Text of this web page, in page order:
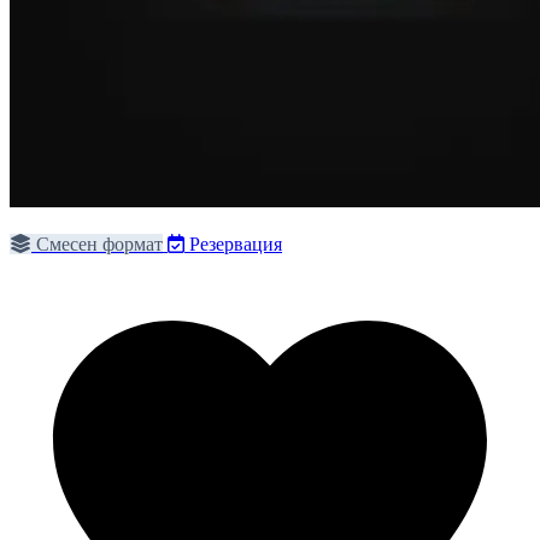
Смесен формат Резервация